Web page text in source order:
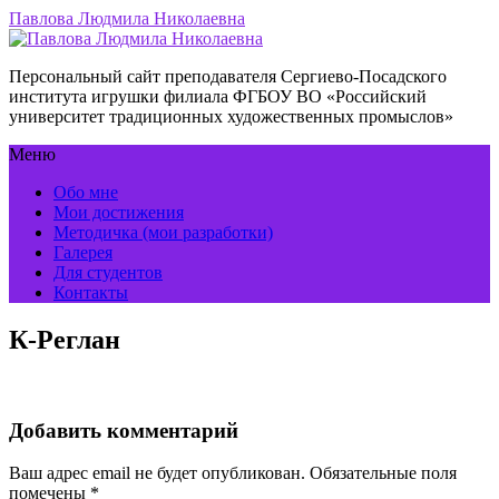
Павлова Людмила Николаевна
Персональный сайт преподавателя Сергиево-Посадского
института игрушки филиала ФГБОУ ВО «Российский
университет традиционных художественных промыслов»
Меню
Обо мне
Мои достижения
Методичка (мои разработки)
Галерея
Для студентов
Контакты
К-Реглан
Добавить комментарий
Ваш адрес email не будет опубликован. Обязательные поля
помечены *